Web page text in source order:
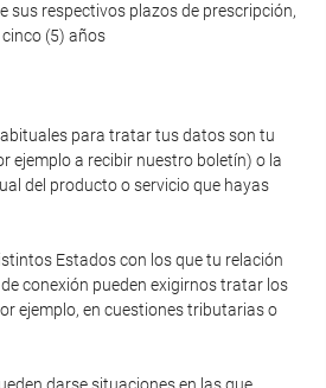
sus respectivos plazos de prescripción,
(5) años
para tratar tus datos son tu
ejemplo a recibir nuestro boletín) o la
del producto o servicio que hayas
Estados con los que tu relación
conexión pueden exigirnos tratar los
ejemplo, en cuestiones tributarias o